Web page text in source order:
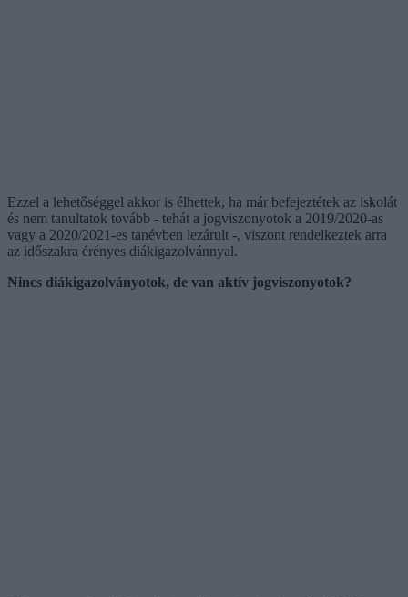
Ezzel a lehetőséggel akkor is élhettek, ha már befejeztétek az iskolát
és nem tanultatok tovább - tehát a jogviszonyotok a 2019/2020-as
vagy a 2020/2021-es tanévben lezárult -, viszont rendelkeztek arra
az időszakra érényes diákigazolvánnyal.
Nincs diákigazolványotok, de van aktív jogviszonyotok?